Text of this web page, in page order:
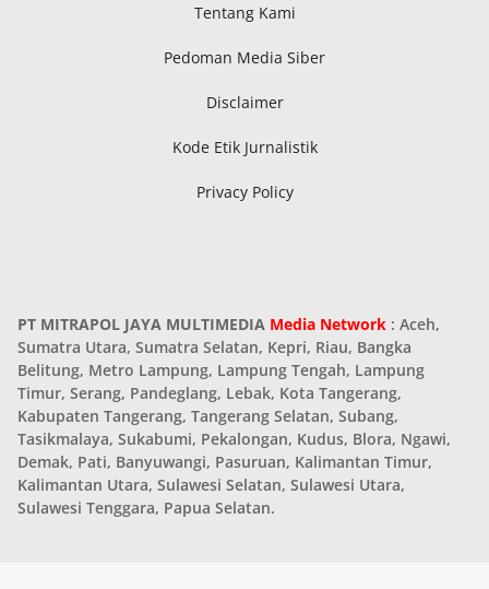
Tentang Kami
Pedoman Media Siber
Disclaimer
Kode Etik Jurnalistik
Privacy Policy
PT MITRAPOL JAYA MULTIMEDIA Media Network : Aceh,
Sumatra Utara, Sumatra Selatan, Kepri, Riau, Bangka
Belitung, Metro Lampung, Lampung Tengah, Lampung
Timur, Serang, Pandeglang, Lebak, Kota Tangerang,
Kabupaten Tangerang, Tangerang Selatan, Subang,
Tasikmalaya, Sukabumi, Pekalongan, Kudus, Blora, Ngawi,
Demak, Pati, Banyuwangi, Pasuruan, Kalimantan Timur,
Kalimantan Utara, Sulawesi Selatan, Sulawesi Utara,
Sulawesi Tenggara, Papua Selatan.